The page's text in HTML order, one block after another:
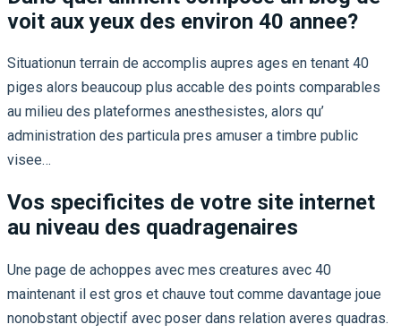
voit aux yeux des environ 40 annee?
Situationun terrain de accomplis aupres ages en tenant 40
piges alors beaucoup plus accable des points comparables
au milieu des plateformes anesthesistes, alors qu’
administration des particula pres amuser a timbre public
visee…
Vos specificites de votre site internet
au niveau des quadragenaires
Une page de achoppes avec mes creatures avec 40
maintenant il est gros et chauve tout comme davantage joue
nonobstant objectif avec poser dans relation averes quadras.